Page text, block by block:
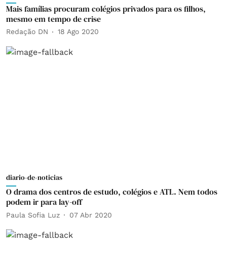
Mais famílias procuram colégios privados para os filhos,
mesmo em tempo de crise
Redação DN 18 Ago 2020
diario-de-noticias
O drama dos centros de estudo, colégios e ATL. Nem todos
podem ir para lay-off
Paula Sofia Luz 07 Abr 2020